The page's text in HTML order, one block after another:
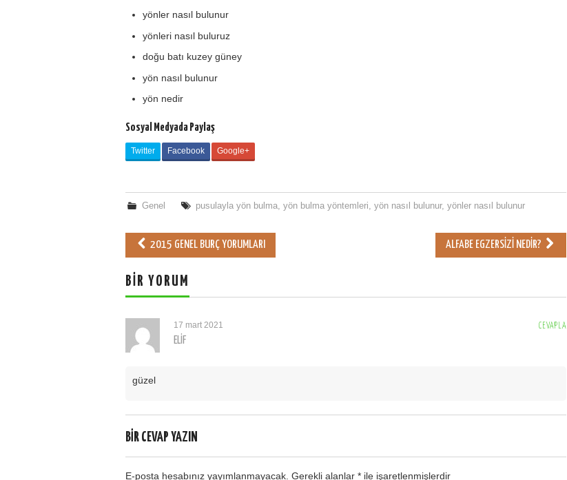
yönler nasıl bulunur
yönleri nasıl buluruz
doğu batı kuzey güney
yön nasıl bulunur
yön nedir
Sosyal Medyada Paylaş
Twitter Facebook Google+
Genel pusulayla yön bulma,yön bulma yöntemleri,yön nasıl bulunur,yönler nasıl bulunur
2015 GENEL BURÇ YORUMLARI ALFABE EGZERSIZI NEDIR?
BIR YORUM
CEVAPLA
17 mart 2021
ELIF
güzel
BIR CEVAP YAZIN
E-posta hesabınız yayımlanmayacak. Gerekli alanlar * ile işaretlenmişlerdir